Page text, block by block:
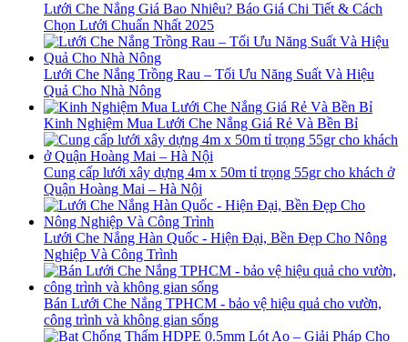
Lưới Che Nắng Giá Bao Nhiêu? Báo Giá Chi Tiết & Cách
Chọn Lưới Chuẩn Nhất 2025
Lưới Che Nắng Trồng Rau – Tối Ưu Năng Suất Và Hiệu
Quả Cho Nhà Nông
Kinh Nghiệm Mua Lưới Che Nắng Giá Rẻ Và Bền Bỉ
Cung cấp lưới xây dựng 4m x 50m tỉ trọng 55gr cho khách ở
Quận Hoàng Mai – Hà Nội
Lưới Che Nắng Hàn Quốc - Hiện Đại, Bền Đẹp Cho Nông
Nghiệp Và Công Trình
Bán Lưới Che Nắng TPHCM - bảo vệ hiệu quả cho vườn,
công trình và không gian sống